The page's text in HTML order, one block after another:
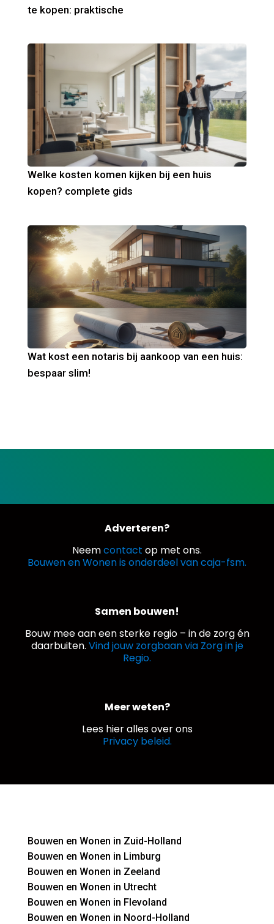
te kopen: praktische
Welke kosten komen kijken bij een huis
kopen? complete gids
Wat kost een notaris bij aankoop van een huis:
bespaar slim!
Adverteren?
Neemcontact op met ons.
Bouwen en Wonen is onderdeel van caja-fsm.
Samen bouwen!
Bouw mee aan een sterke regio – in de zorg én
daarbuiten. Vind jouw zorgbaan via Zorg in je
Regio.
Meer weten?
Lees hier alles over ons
Privacy beleid.
Bouwen en Wonen in Zuid-Holland
Bouwen en Wonen in Limburg
Bouwen en Wonen in Zeeland
Bouwen en Wonen in Utrecht
Bouwen en Wonen in Flevoland
Bouwen en Wonen in Noord-Holland